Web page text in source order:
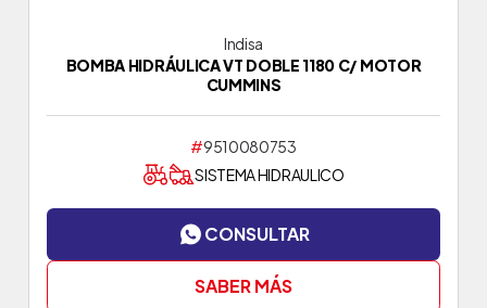
Indisa
BOMBA HIDRÁULICA VT DOBLE 1180 C/ MOTOR
CUMMINS
#9510080753
SISTEMA HIDRAULICO
CONSULTAR
SABER MÁS